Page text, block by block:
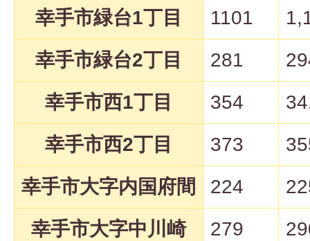
幸手市緑台1丁目
1101
幸手市緑台2丁目
281
幸手市西1丁目
354
幸手市西2丁目
373
幸手市大字内国府間
224
幸手市大字中川崎
279